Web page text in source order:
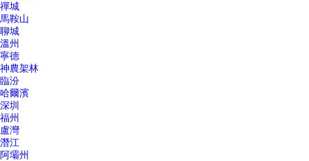
禪城
馬鞍山
聊城
溫州
寧德
神農架林
臨汾
哈爾濱
深圳
福州
盧灣
潛江
阿壩州